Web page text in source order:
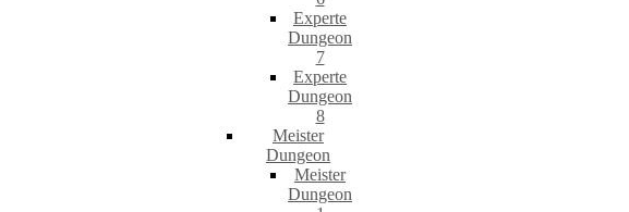
Experte
Dungeon
7
Experte
Dungeon
8
Meister
Dungeon
Meister
Dungeon